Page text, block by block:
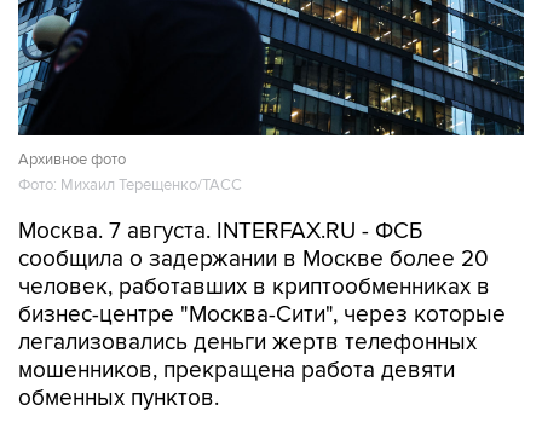
Архивное фото
Фото: Михаил Терещенко/ТАСС
Москва. 7 августа. INTERFAX.RU - ФСБ
сообщила о задержании в Москве более 20
человек, работавших в криптообменниках в
бизнес-центре "Москва-Сити", через которые
легализовались деньги жертв телефонных
мошенников, прекращена работа девяти
обменных пунктов.